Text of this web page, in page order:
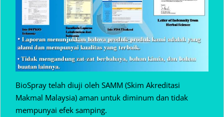
BioSpray telah diuji oleh SAMM (Skim Akreditasi
Makmal Malaysia) aman untuk diminum dan tidak
mempunyai efek samping.